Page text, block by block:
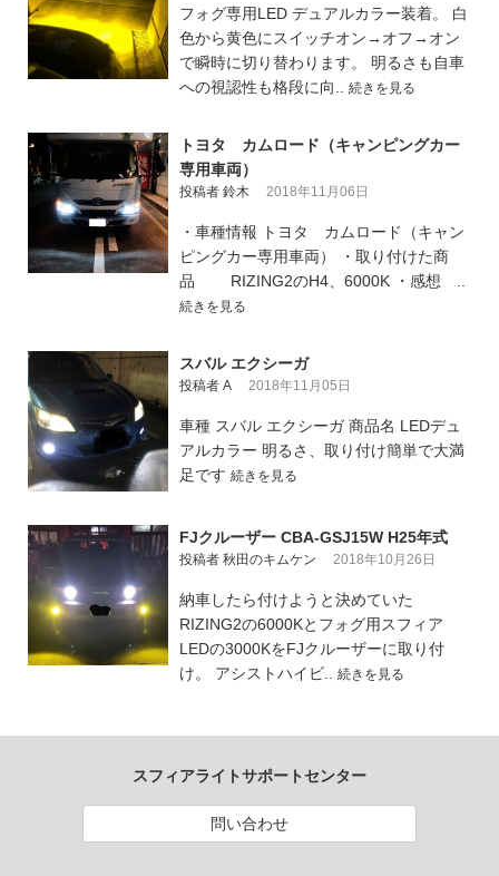
フォグ専用LED デュアルカラー装着。 白
色から黄色にスイッチオン→オフ→オン
で瞬時に切り替わります。 明るさも自車
への視認性も格段に向.. 続きを見る
トヨタ カムロード（キャンピングカー
専用車両）
投稿者 鈴木 2018年11月06日
・車種情報 トヨタ カムロード（キャン
ピングカー専用車両） ・取り付けた商
品 RIZING2のH4、6000K ・感想 ..
続きを見る
スバル エクシーガ
投稿者 A 2018年11月05日
車種 スバル エクシーガ 商品名 LEDデュ
アルカラー 明るさ、取り付け簡単で大満
足です 続きを見る
FJクルーザー CBA-GSJ15W H25年式
投稿者 秋田のキムケン 2018年10月26日
納車したら付けようと決めていた
RIZING2の6000Kとフォグ用スフィア
LEDの3000KをFJクルーザーに取り付
け。 アシストハイビ.. 続きを見る
スフィアライトサポートセンター
問い合わせ